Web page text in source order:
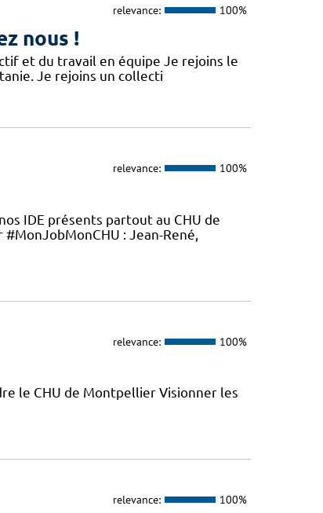
relevance: 100%
nous !
et du travail en équipe Je rejoins le
Je rejoins un collecti
relevance: 100%
IDE présents partout au CHU de
: Jean-René,
relevance: 100%
le CHU de Montpellier Visionner les
relevance: 100%